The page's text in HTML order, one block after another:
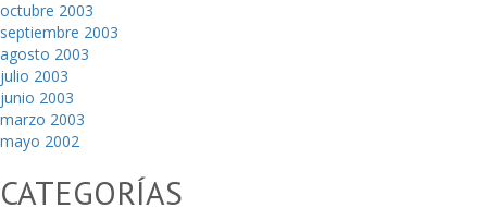
octubre 2003
septiembre 2003
agosto 2003
julio 2003
junio 2003
marzo 2003
mayo 2002
CATEGORÍAS